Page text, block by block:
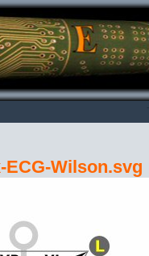
ECG-Wilson.svg